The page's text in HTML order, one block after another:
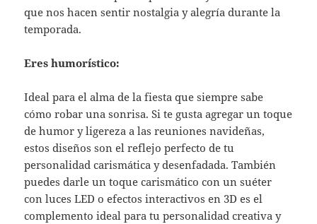
que nos hacen sentir nostalgia y alegría durante la
temporada.
Eres humorístico:
Ideal para el alma de la fiesta que siempre sabe
cómo robar una sonrisa. Si te gusta agregar un toque
de humor y ligereza a las reuniones navideñas,
estos diseños son el reflejo perfecto de tu
personalidad carismática y desenfadada. También
puedes darle un toque carismático con un suéter
con luces LED o efectos interactivos en 3D es el
complemento ideal para tu personalidad creativa y